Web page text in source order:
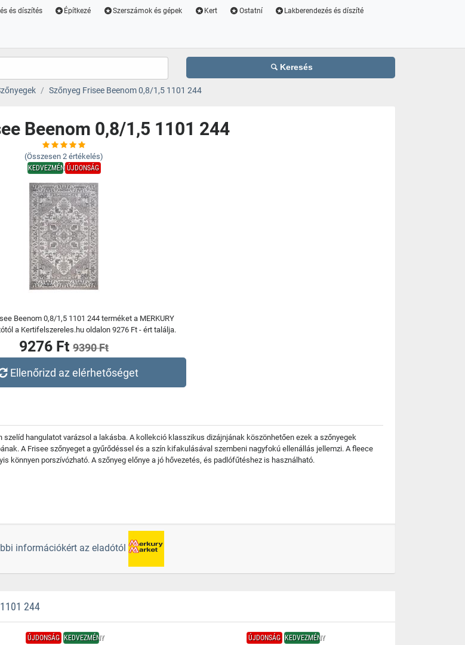
és díszítés Építkezé Szerszámok és gépek Kert Ostatní Lakberendezés és díszíté
Keresés
Szőnyeg Frisee Beenom 0,8/1,5 1101 244
Beenom 0,8/1,5 1101 244
(Összesen 2 értékelés)
KEDVEZMÉNYÚJDONSÁG
Beenom 0,8/1,5 1101 244 terméket a MERKURY
a Kertifelszereles.hu oldalon 9276 Ft - ért találja.
9276 Ft 9390 Ft
Ellenőrizd az elérhetőséget
hangulatot varázsol a lakásba. A kollekció klasszikus dizájnjának köszönhetően ezek a szőnyegek
A Frisee szőnyeget a gyűrődéssel és a szín kifakulásával szembeni nagyfokú ellenállás jellemzi. A fleece
könnyen porszívózható. A szőnyeg előnye a jó hővezetés, és padlófűtéshez is használható.
információkért az eladótól
244
ÚJDONSÁG KEDVEZMÉNY ÚJDONSÁG KEDVEZMÉNY